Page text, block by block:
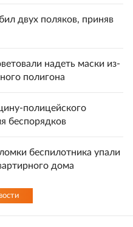
двух поляков, приняв
надеть маски из-
полигона
полицейского
беспорядков
беспилотника упали
дома